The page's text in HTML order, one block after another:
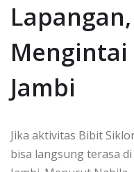
Mengintai
Jambi
Jika aktivitas Bibit
bisa langsung terasa